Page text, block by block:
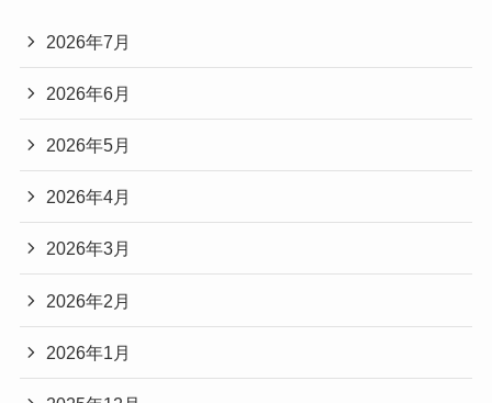
2026年7月
2026年6月
2026年5月
2026年4月
2026年3月
2026年2月
2026年1月